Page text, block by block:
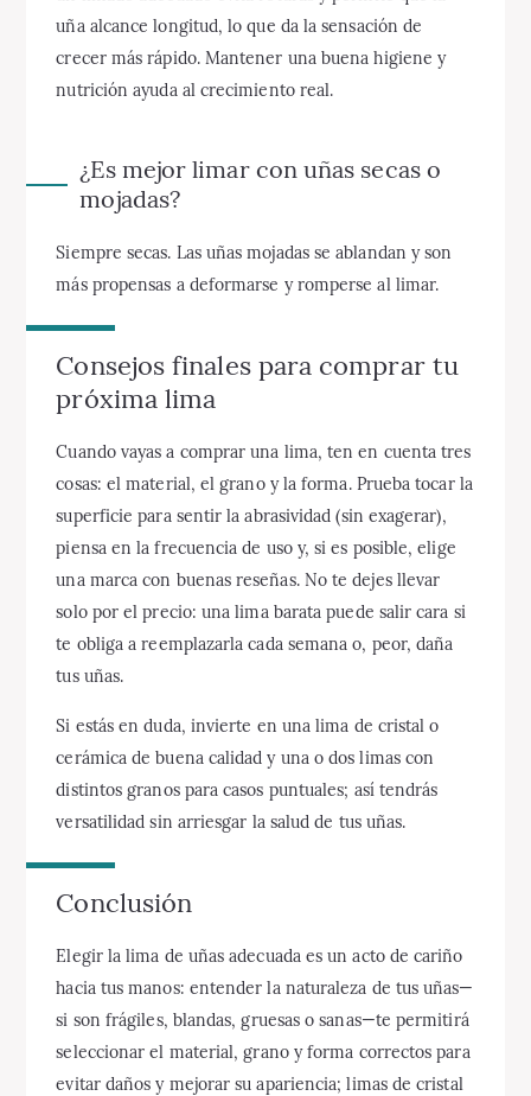
uña alcance longitud, lo que da la sensación de
crecer más rápido. Mantener una buena higiene y
nutrición ayuda al crecimiento real.
¿Es mejor limar con uñas secas o
mojadas?
Siempre secas. Las uñas mojadas se ablandan y son
más propensas a deformarse y romperse al limar.
Consejos finales para comprar tu
próxima lima
Cuando vayas a comprar una lima, ten en cuenta tres
cosas: el material, el grano y la forma. Prueba tocar la
superficie para sentir la abrasividad (sin exagerar),
piensa en la frecuencia de uso y, si es posible, elige
una marca con buenas reseñas. No te dejes llevar
solo por el precio: una lima barata puede salir cara si
te obliga a reemplazarla cada semana o, peor, daña
tus uñas.
Si estás en duda, invierte en una lima de cristal o
cerámica de buena calidad y una o dos limas con
distintos granos para casos puntuales; así tendrás
versatilidad sin arriesgar la salud de tus uñas.
Conclusión
Elegir la lima de uñas adecuada es un acto de cariño
hacia tus manos: entender la naturaleza de tus uñas—
si son frágiles, blandas, gruesas o sanas—te permitirá
seleccionar el material, grano y forma correctos para
evitar daños y mejorar su apariencia; limas de cristal